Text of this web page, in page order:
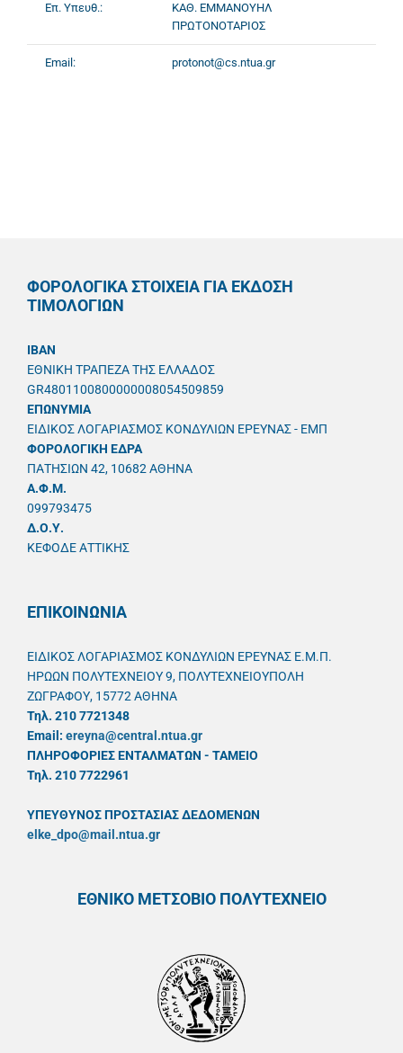
Επ. Υπευθ.:
ΚΑΘ. ΕΜΜΑΝΟΥΗΛ
ΠΡΩΤΟΝΟΤΑΡΙΟΣ
Email: protonot@cs.ntua.gr
ΦΟΡΟΛΟΓΙΚΑ ΣΤΟΙΧΕΙΑ ΓΙΑ ΕΚΔΟΣΗ
ΤΙΜΟΛΟΓΙΩΝ
IBAN
ΕΘΝΙΚΗ ΤΡΑΠΕΖΑ ΤΗΣ ΕΛΛΑΔΟΣ
GR4801100800000008054509859
ΕΠΩΝΥΜΙΑ
ΕΙΔΙΚΟΣ ΛΟΓΑΡΙΑΣΜΟΣ ΚΟΝΔΥΛΙΩΝ ΕΡΕΥΝΑΣ - ΕΜΠ
ΦΟΡΟΛΟΓΙΚΗ ΕΔΡΑ
ΠΑΤΗΣΙΩΝ 42, 10682 ΑΘΗΝΑ
A.Φ.Μ.
099793475
Δ.Ο.Υ.
ΚΕΦΟΔΕ ΑΤΤΙΚΗΣ
ΕΠΙΚΟΙΝΩΝΙΑ
ΕΙΔΙΚΟΣ ΛΟΓΑΡΙΑΣΜΟΣ ΚΟΝΔΥΛΙΩΝ ΕΡΕΥΝΑΣ Ε.Μ.Π.
ΗΡΩΩΝ ΠΟΛΥΤΕΧΝΕΙΟΥ 9, ΠΟΛΥΤΕΧΝΕΙΟΥΠΟΛΗ
ΖΩΓΡΑΦΟΥ, 15772 ΑΘΗΝΑ
Τηλ. 210 7721348
Email: ereyna@central.ntua.gr
ΠΛΗΡΟΦΟΡΙΕΣ ΕΝΤΑΛΜΑΤΩΝ - ΤΑΜΕΙΟ
Τηλ. 210 7722961
ΥΠΕΥΘYΝΟΣ ΠΡΟΣΤΑΣΙΑΣ ΔΕΔΟΜΕΝΩΝ
elke_dpo@mail.ntua.gr
ΕΘΝΙΚΟ ΜΕΤΣΟΒΙΟ ΠΟΛΥΤΕΧΝΕΙΟ